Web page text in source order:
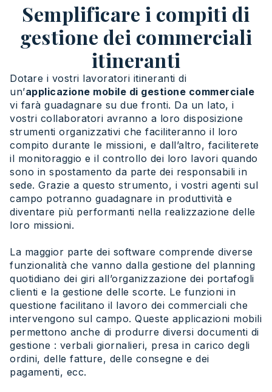
Semplificare i compiti di
gestione dei commerciali
itineranti
Dotare i vostri lavoratori itineranti di
un’applicazione mobile di gestione commerciale
vi farà guadagnare su due fronti. Da un lato, i
vostri collaboratori avranno a loro disposizione
strumenti organizzativi che faciliteranno il loro
compito durante le missioni, e dall’altro, faciliterete
il monitoraggio e il controllo dei loro lavori quando
sono in spostamento da parte dei responsabili in
sede. Grazie a questo strumento, i vostri agenti sul
campo potranno guadagnare in produttività e
diventare più performanti nella realizzazione delle
loro missioni.
La maggior parte dei software comprende diverse
funzionalità che vanno dalla gestione del planning
quotidiano dei giri all’organizzazione dei portafogli
clienti e la gestione delle scorte. Le funzioni in
questione facilitano il lavoro dei commerciali che
intervengono sul campo. Queste applicazioni mobili
permettono anche di produrre diversi documenti di
gestione : verbali giornalieri, presa in carico degli
ordini, delle fatture, delle consegne e dei
pagamenti, ecc.